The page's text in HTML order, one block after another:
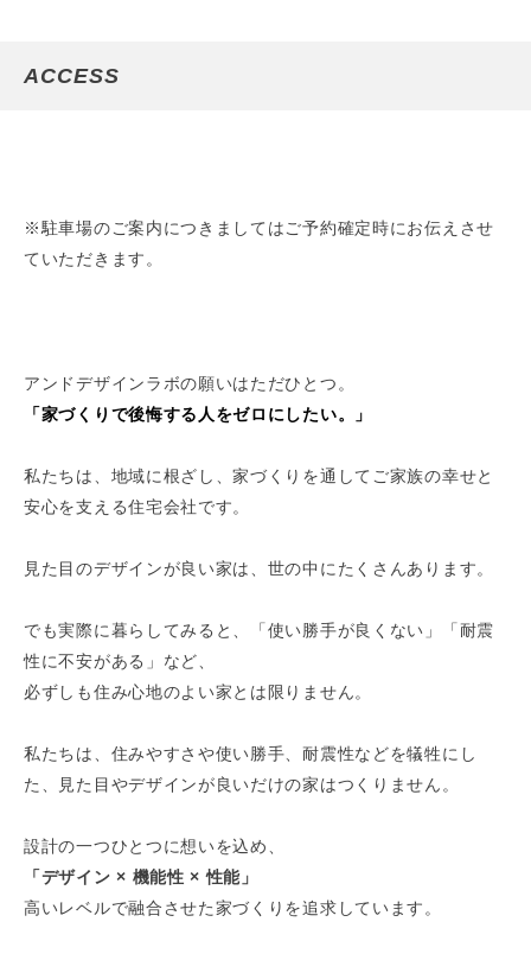
ACCESS
※駐車場のご案内につきましてはご予約確定時にお伝えさせ
ていただきます。
アンドデザインラボの願いはただひとつ。
「家づくりで後悔する人をゼロにしたい。」
私たちは、地域に根ざし、家づくりを通してご家族の幸せと
安心を支える住宅会社です。
見た目のデザインが良い家は、世の中にたくさんあります。
でも実際に暮らしてみると、「使い勝手が良くない」「耐震
性に不安がある」など、
必ずしも住み心地のよい家とは限りません。
私たちは、住みやすさや使い勝手、耐震性などを犠牲にし
た、見た目やデザインが良いだけの家はつくりません。
設計の一つひとつに想いを込め、
「デザイン × 機能性 × 性能」
高いレベルで融合させた家づくりを追求しています。